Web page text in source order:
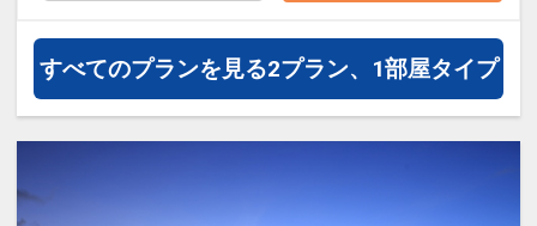
30日
インターネットコース番号：DP-1-
17266944
でご出発前の朝風呂もお楽しみいただけ
ます。
大浴場にはじんわりと汗をかいてリフレ
ッシュできるミストサウナを併設してい
すべてのプランを見る2プラン、1部屋タイプ